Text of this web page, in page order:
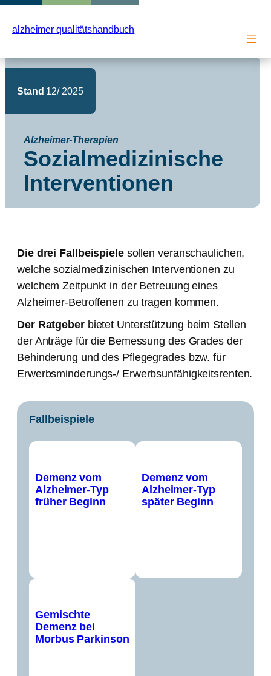
Inhalt
alzheimer qualitätshandbuch
Stand 12/ 2025
Alzheimer-Therapien
Sozialmedizinische
Interventionen
Die drei Fallbeispielesollen veranschaulichen,
welche sozialmedizinischen Interventionen zu
welchem Zeitpunkt in der Betreuung eines
Alzheimer-Betroffenen zu tragen kommen.
Der Ratgeberbietet Unterstützung beim Stellen
der Anträge für die Bemessung des Grades der
Behinderung und des Pflegegrades bzw. für
Erwerbsminderungs-/ Erwerbsunfähigkeitsrenten.
Fallbeispiele
Demenz vom
Alzheimer-Typ
früher Beginn
Demenz vom
Alzheimer-Typ
später Beginn
Gemischte
Demenz bei
Morbus Parkinson